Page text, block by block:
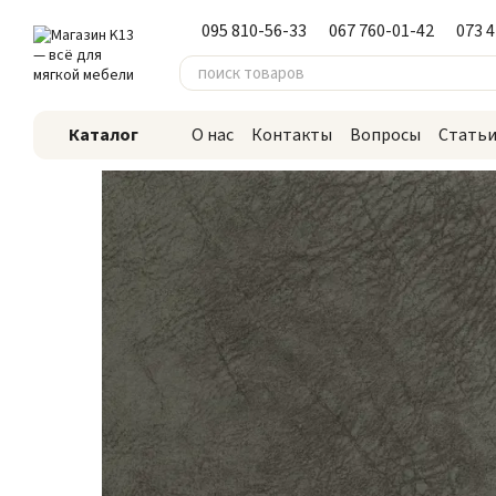
095 810-56-33 067 760-01-42 073
Каталог О нас Контакты Вопросы Статьи